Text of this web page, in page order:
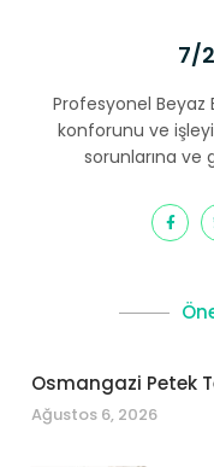
7/
Profesyonel Beyaz
konforunu ve
sorunlarına ve
Osmangazi Petek
Ağustos 6, 2026